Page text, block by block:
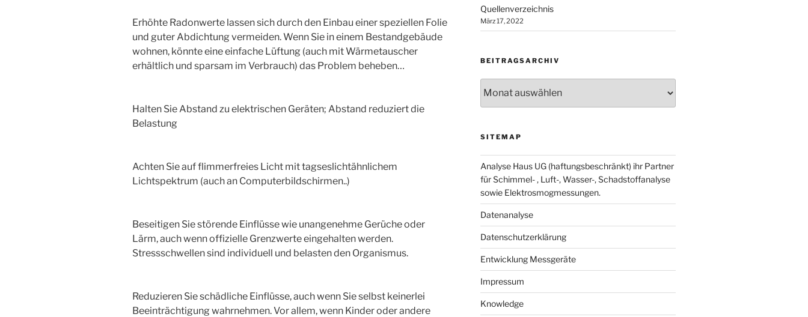
Erhöhte Radonwerte lassen sich durch den Einbau einer speziellen Folie
und guter Abdichtung vermeiden. Wenn Sie in einem Bestandgebäude
wohnen, könnte eine einfache Lüftung (auch mit Wärmetauscher
erhältlich und sparsam im Verbrauch) das Problem beheben…
Halten Sie Abstand zu elektrischen Geräten; Abstand reduziert die
Belastung
Achten Sie auf flimmerfreies Licht mit tagseslichtähnlichem
Lichtspektrum (auch an Computerbildschirmen..)
Beseitigen Sie störende Einflüsse wie unangenehme Gerüche oder
Lärm, auch wenn offizielle Grenzwerte eingehalten werden.
Stressschwellen sind individuell und belasten den Organismus.
Reduzieren Sie schädliche Einflüsse, auch wenn Sie selbst keinerlei
Beeinträchtigung wahrnehmen. Vor allem, wenn Kinder oder andere
Quellenverzeichnis
März 17, 2022
BEITRAGSARCHIV
SITEMAP
Analyse Haus UG (haftungsbeschränkt) ihr Partner
für Schimmel- , Luft-, Wasser-, Schadstoffanalyse
sowie Elektrosmogmessungen.
Datenanalyse
Datenschutzerklärung
Entwicklung Messgeräte
Impressum
Knowledge